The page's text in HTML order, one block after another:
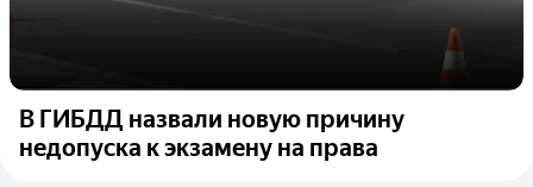
В ГИБДД назвали новую причину
недопуска к экзамену на права